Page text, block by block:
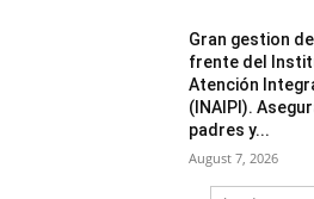
Gran gestion
frente del
Atención
(INAIPI).
padres y...
August 7, 2026